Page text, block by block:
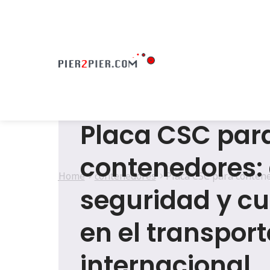
Home contenedores Placa CSC para
Placa CSC
seguridad y
en el